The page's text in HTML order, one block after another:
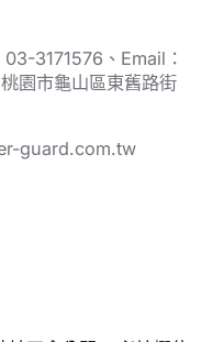
3171576、Email：
園市龜山區東舊路街
guard.com.tw